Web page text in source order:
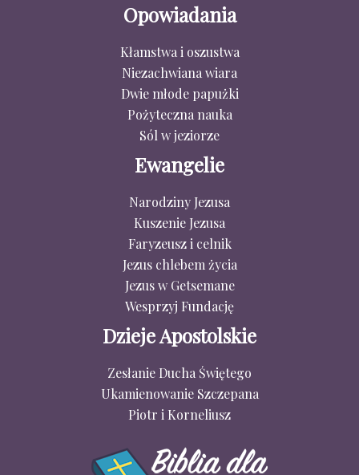
Opowiadania
Kłamstwa i oszustwa
Niezachwiana wiara
Dwie młode papużki
Pożyteczna nauka
Sól w jeziorze
Ewangelie
Narodziny Jezusa
Kuszenie Jezusa
Faryzeusz i celnik
Jezus chlebem życia
Jezus w Getsemane
Wesprzyj Fundację
Dzieje Apostolskie
Zesłanie Ducha Świętego
Ukamienowanie Szczepana
Piotr i Korneliusz